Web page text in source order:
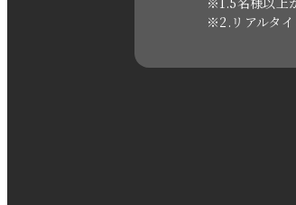
※2.リアルタイ